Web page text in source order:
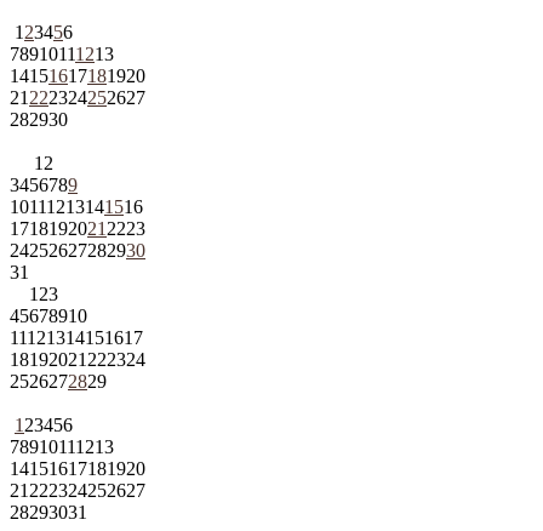
1 23456
78910111213
14151617181920
21 222324252627
282930
1 2
3456789
10111213141516
1718192021 2223
24252627282930
31
1 23
45678910
11121314151617
18192021 222324
2526272829
1 23456
78910111213
14151617181920
21 222324252627
28293031